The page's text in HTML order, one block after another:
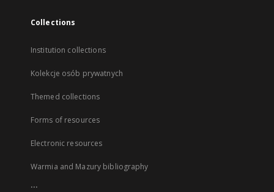
Collections
Institution collections
Kolekcje osób prywatnych
Themed collections
Forms of resources
Electronic resources
Warmia and Mazury bibliography
...